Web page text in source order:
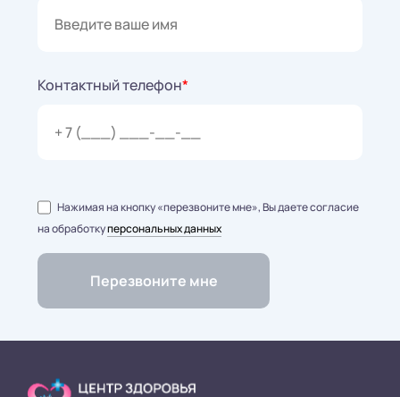
Контактный телефон*
Нажимая на кнопку «перезвоните мне», Вы даете согласие
на обработкуперсональных данных